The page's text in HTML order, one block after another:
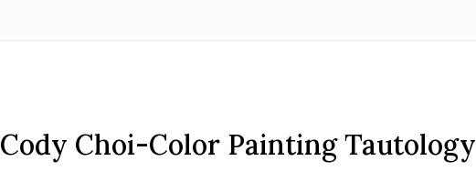
Cody Choi-Color Painting Tautology